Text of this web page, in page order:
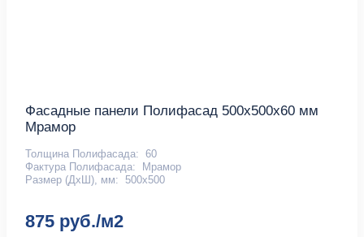
Фасадные панели Полифасад 500х500х60 мм
Мрамор
Толщина Полифасада: 60
Фактура Полифасада:
Мрамор
Размер (ДхШ), мм: 500х500
875 руб./м2